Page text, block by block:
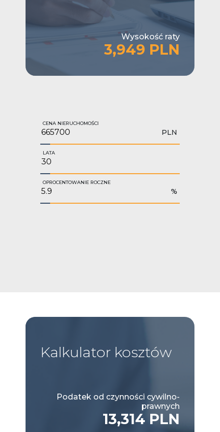
Wysokość raty
3,949 PLN
CENA NIERUCHOMOŚCI
PLN
LATA
OPROCENTOWANIE ROCZNE
%
Kalkulator kosztów
Podatek od czynności cywilno-
prawnych
13,314 PLN